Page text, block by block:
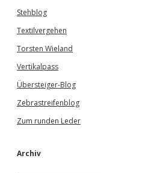
Stehblog
Textilvergehen
Torsten Wieland
Vertikalpass
Übersteiger-Blog
Zebrastreifenblog
Zum runden Leder
Archiv